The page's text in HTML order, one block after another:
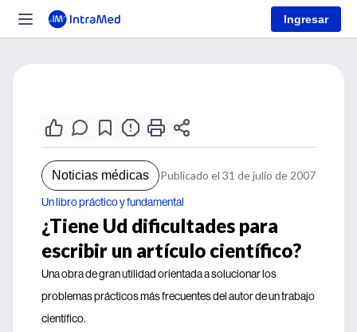
Ingresar
Noticias médicas Publicado el 31 de julio de 2007
Un libro práctico y fundamental
¿Tiene Ud dificultades para
escribir un artículo científico?
Una obra de gran utilidad orientada a solucionar los
problemas prácticos más frecuentes del autor de un trabajo
científico.